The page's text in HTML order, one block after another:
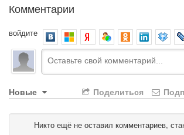
Комментарии
войдите
Новые Поделиться
Никто ещё не оставил комментариев,